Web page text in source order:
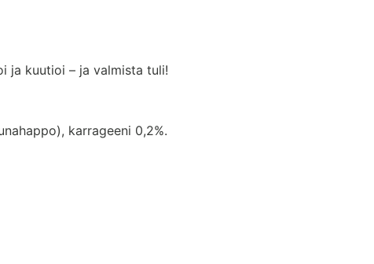
ja kuutioi – ja valmista tuli!
karrageeni 0,2%.